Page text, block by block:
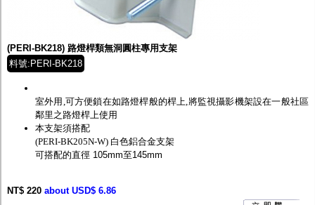
(PERI-BK218) 路燈桿類無洞圓柱專用支架
料號:PERI-BK218
室外用,可方便鎖在如路燈桿般的桿上,將監視攝影機架設在一般社區
鄰里之路燈桿上使用
本支架須搭配
(PERI-BK205N-W) 白色鋁合金支架
可搭配的直徑 105mm至145mm
NT$ 220 about USD$ 6.86